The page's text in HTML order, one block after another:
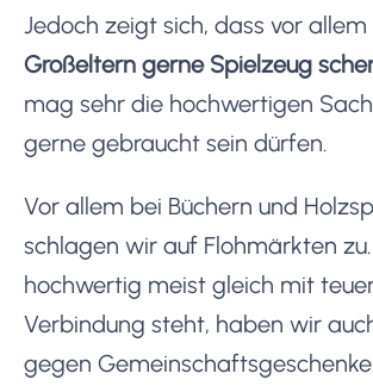
Jedoch zeigt sich, dass vor
Großeltern gerne Spielzeug
mag sehr die hochwertigen
gerne gebraucht sein dürfen.
Vor allem bei Büchern und
schlagen wir auf Flohmärkten
hochwertig meist gleich mit
Verbindung steht, haben wir
gegen